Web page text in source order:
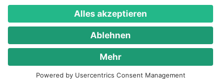
Warenzeichen der jeweiligen Hersteller.
Copyright © 2008 - 2026 Toys for Fun GmbH - Alle
Rechte vorbehalten